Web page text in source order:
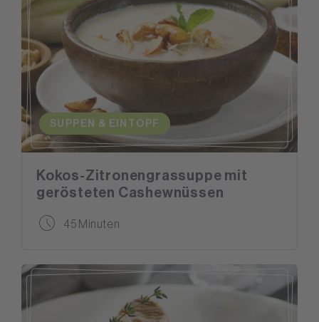
SUPPEN & EINTOPF
Kokos-Zitronengrassuppe mit
gerösteten Cashewnüssen
45 Minuten